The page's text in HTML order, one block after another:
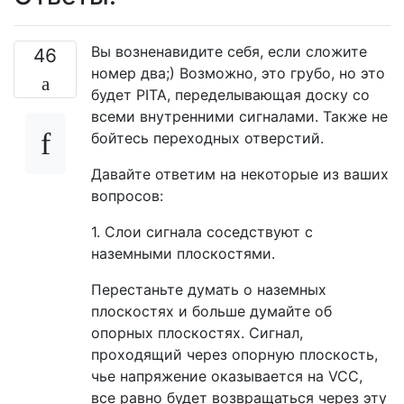
46
Вы возненавидите себя, если сложите
номер два;) Возможно, это грубо, но это
будет PITA, переделывающая доску со
всеми внутренними сигналами. Также не
бойтесь переходных отверстий.
Давайте ответим на некоторые из ваших
вопросов:
1. Слои сигнала соседствуют с
наземными плоскостями.
Перестаньте думать о наземных
плоскостях и больше думайте об
опорных плоскостях. Сигнал,
проходящий через опорную плоскость,
чье напряжение оказывается на VCC,
все равно будет возвращаться через эту